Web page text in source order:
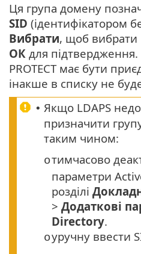
Ця група домену
SID (ідентифікатором
Вибрати, щоб вибрати
ОК для
PROTECT має бути
інакше в списку не
• Якщо LDAPS
призначити
таким чином:
oтимчасово
параметри
розділі
> Додаткові
Directory.
oуручну ввести